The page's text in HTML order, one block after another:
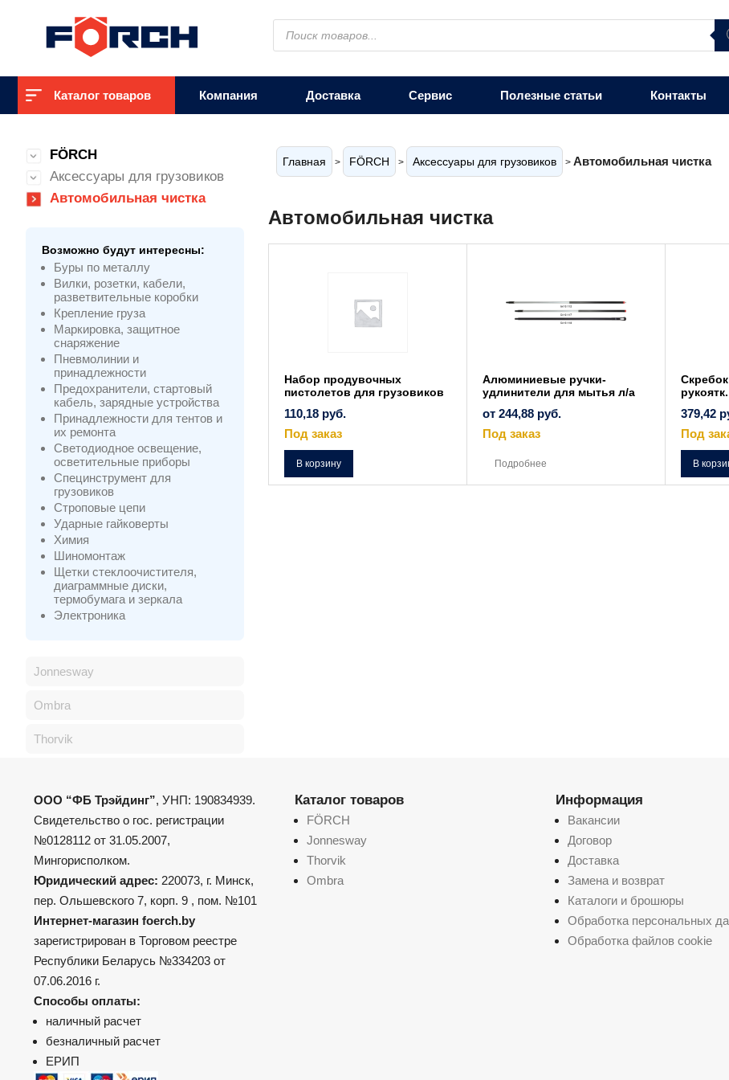
Поиск
товаров
Каталог товаров Компания Доставка Сервис Полезные статьи Контакты
Главная > FÖRCH > Аксессуары для грузовиков > Автомобильная чистка
Автомобильная чистка
Набор продувочных
пистолетов для грузовиков
110,18 руб.
Под заказ
В корзину
Алюминиевые ручки-
удлинители для мытья л/а
от 244,88 руб.
Под заказ
Подробнее
379,42
Под
В
FÖRCH
Аксессуары для грузовиков
Автомобильная чистка
Возможно будут интересны:
Буры по металлу
Вилки, розетки, кабели,
разветвительные коробки
Крепление груза
Маркировка, защитное
снаряжение
Пневмолинии и
принадлежности
Предохранители, стартовый
кабель, зарядные устройства
Принадлежности для тентов и
их ремонта
Светодиодное освещение,
осветительные приборы
Специнструмент для
грузовиков
Строповые цепи
Ударные гайковерты
Химия
Шиномонтаж
Щетки стеклоочистителя,
диаграммные диски,
термобумага и зеркала
Электроника
Jonnesway
Ombra
Thorvik
ООО “ФБ Трэйдинг”, УНП: 190834939.
Свидетельство о гос. регистрации
№0128112 от 31.05.2007,
Мингорисполком.
Юридический адрес: 220073, г. Минск,
пер. Ольшевского 7, корп. 9 , пом. №101
Интернет-магазин foerch.by
зарегистрирован в Торговом реестре
Республики Беларусь №334203 от
07.06.2016 г.
Способы оплаты:
наличный расчет
безналичный расчет
ЕРИП
Каталог товаров
FÖRCH
Jonnesway
Thorvik
Ombra
Информация
Вакансии
Договор
Доставка
Замена и возврат
Каталоги и брошюры
Обработка персональных
Обработка файлов cookie